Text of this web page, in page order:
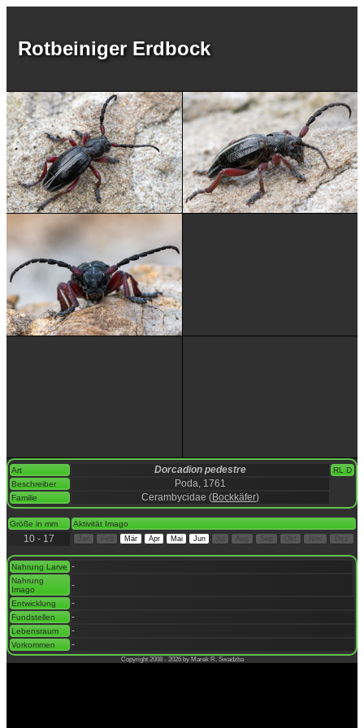
Rotbeiniger Erdbock
Art Dorcadion pedestre
RL D
Beschreiber
Poda, 1761
Familie Cerambycidae (Bockkäfer)
Größe in mm Aktivität Imago
10 - 17 Mär Apr Mai Jun Sep Dez
Nahrung Larve -
Nahrung
Imago
-
Entwicklung -
Fundstellen -
Lebensraum -
Vorkommen -
Copyright 2008 - 2026 by Marek R. Swadzba